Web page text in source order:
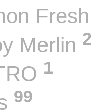
Fresh
Merlin 2
1
99